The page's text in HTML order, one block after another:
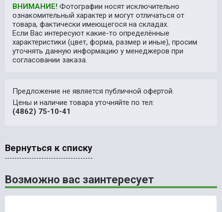
ВНИМАНИЕ! Фотографии носят исключительно
ознакомительный характер и могут отличаться от
товара, фактически имеющегося на складах.
Если Вас интересуют какие-то определённые
характеристики (цвет, форма, размер и иные), просим
уточнять данную информацию у менеджеров при
согласовании заказа.
Предложение не является публичной офертой.
Цены и наличие товара уточняйте по тел:
(4862) 75-10-41
Вернуться к списку
Возможно вас заинтересует